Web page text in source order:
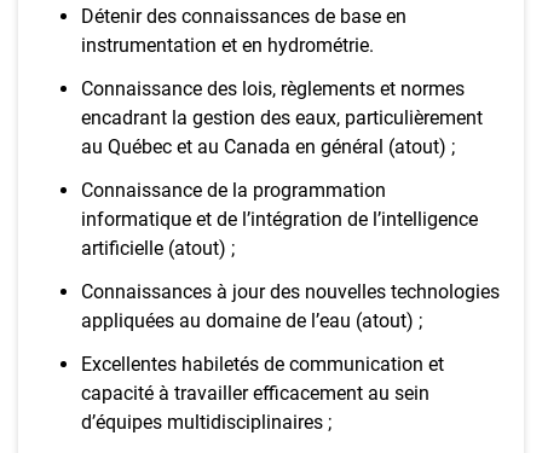
Détenir des connaissances de base en
instrumentation et en hydrométrie.
Connaissance des lois, règlements et normes
encadrant la gestion des eaux, particulièrement
au Québec et au Canada en général (atout) ;
Connaissance de la programmation
informatique et de l’intégration de l’intelligence
artificielle (atout) ;
Connaissances à jour des nouvelles technologies
appliquées au domaine de l’eau (atout) ;
Excellentes habiletés de communication et
capacité à travailler efficacement au sein
d’équipes multidisciplinaires ;